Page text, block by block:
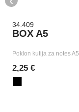
34.409
BOX A5
Poklon kutija za notes A5
2,25 €